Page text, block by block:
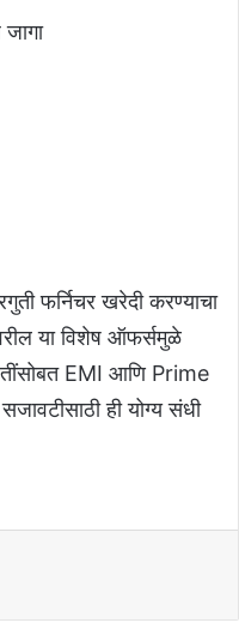
फर्निचर खरेदी करण्याचा
या विशेष ऑफर्समुळे
EMI आणि Prime
ही योग्य संधी